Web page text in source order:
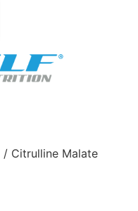
/ Citrulline Malate